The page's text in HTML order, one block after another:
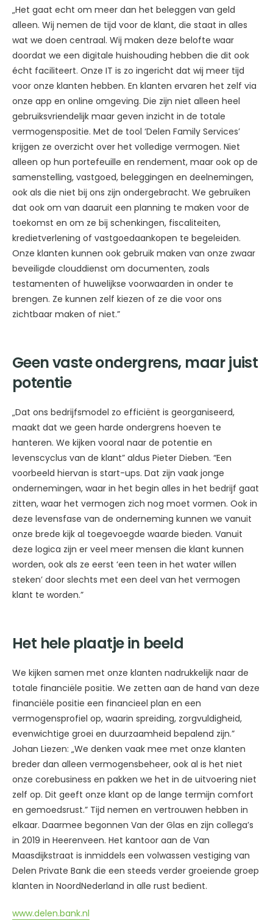
„Het gaat echt om meer dan het beleggen van geld
alleen. Wij nemen de tijd voor de klant, die staat in alles
wat we doen centraal. Wij maken deze belofte waar
doordat we een digitale huishouding hebben die dit ook
écht faciliteert. Onze IT is zo ingericht dat wij meer tijd
voor onze klanten hebben. En klanten ervaren het zelf via
onze app en online omgeving. Die zijn niet alleen heel
gebruiksvriendelijk maar geven inzicht in de totale
vermogenspositie. Met de tool ‘Delen Family Services’
krijgen ze overzicht over het volledige vermogen. Niet
alleen op hun portefeuille en rendement, maar ook op de
samenstelling, vastgoed, beleggingen en deelnemingen,
ook als die niet bij ons zijn ondergebracht. We gebruiken
dat ook om van daaruit een planning te maken voor de
toekomst en om ze bij schenkingen, fiscaliteiten,
kredietverlening of vastgoedaankopen te begeleiden.
Onze klanten kunnen ook gebruik maken van onze zwaar
beveiligde clouddienst om documenten, zoals
testamenten of huwelijkse voorwaarden in onder te
brengen. Ze kunnen zelf kiezen of ze die voor ons
zichtbaar maken of niet.”
Geen vaste ondergrens, maar juist
potentie
„Dat ons bedrijfsmodel zo efficiënt is georganiseerd,
maakt dat we geen harde ondergrens hoeven te
hanteren. We kijken vooral naar de potentie en
levenscyclus van de klant” aldus Pieter Dieben. “Een
voorbeeld hiervan is start-ups. Dat zijn vaak jonge
ondernemingen, waar in het begin alles in het bedrijf gaat
zitten, waar het vermogen zich nog moet vormen. Ook in
deze levensfase van de onderneming kunnen we vanuit
onze brede kijk al toegevoegde waarde bieden. Vanuit
deze logica zijn er veel meer mensen die klant kunnen
worden, ook als ze eerst ‘een teen in het water willen
steken’ door slechts met een deel van het vermogen
klant te worden.”
Het hele plaatje in beeld
We kijken samen met onze klanten nadrukkelijk naar de
totale financiële positie. We zetten aan de hand van deze
financiële positie een financieel plan en een
vermogensprofiel op, waarin spreiding, zorgvuldigheid,
evenwichtige groei en duurzaamheid bepalend zijn.”
Johan Liezen: „We denken vaak mee met onze klanten
breder dan alleen vermogensbeheer, ook al is het niet
onze corebusiness en pakken we het in de uitvoering niet
zelf op. Dit geeft onze klant op de lange termijn comfort
en gemoedsrust.” Tijd nemen en vertrouwen hebben in
elkaar. Daarmee begonnen Van der Glas en zijn collega’s
in 2019 in Heerenveen. Het kantoor aan de Van
Maasdijkstraat is inmiddels een volwassen vestiging van
Delen Private Bank die een steeds verder groeiende groep
klanten in NoordNederland in alle rust bedient.
www.delen.bank.nl